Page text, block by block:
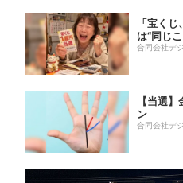
「宝く
は“同じ
合同会社デ
【当選
ン
合同会社デ